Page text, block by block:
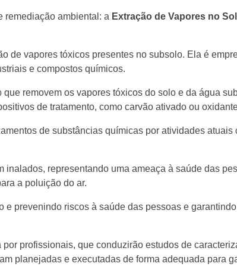
remediação ambiental: a Extração de Vapores no
de vapores tóxicos presentes no subsolo. Ela é
e compostos químicos.
removem os vapores tóxicos do solo e da água
de tratamento, como carvão ativado ou
de substâncias químicas por atividades atuais
representando uma ameaça à saúde das
a poluição do ar.
prevenindo riscos à saúde das pessoas e
profissionais, que conduzirão estudos de
planejadas e executadas de forma adequada para